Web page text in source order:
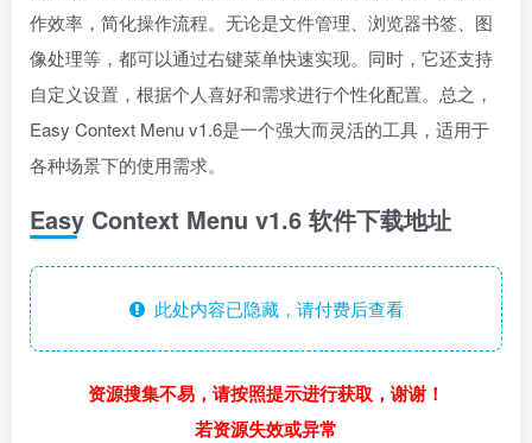
作效率，简化操作流程。无论是文件管理、浏览器书签、图
像处理等，都可以通过右键菜单快速实现。同时，它还支持
自定义设置，根据个人喜好和需求进行个性化配置。总之，
Easy Context Menu v1.6是一个强大而灵活的工具，适用于
各种场景下的使用需求。
Easy Context Menu v1.6 软件下载地址
此处内容已隐藏，请付费后查看
资源搜集不易，请按照提示进行获取，谢谢！
若资源失效或异常